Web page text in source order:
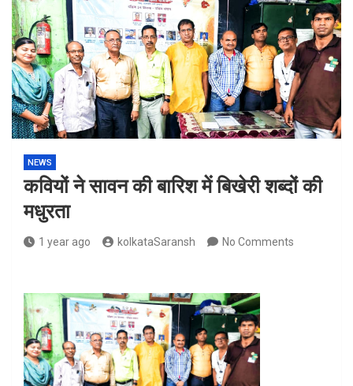
NEWS
कवियों ने सावन की बारिश में बिखेरी शब्दों की
मधुरता
1 year ago kolkataSaransh No Comments